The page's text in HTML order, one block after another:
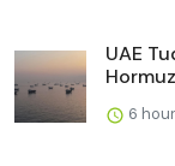
UAE
Hormuz
6